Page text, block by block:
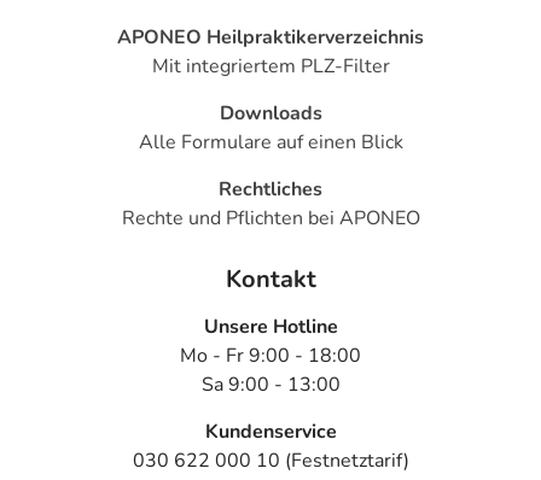
APONEO Heilpraktikerverzeichnis
Mit integriertem PLZ-Filter
Downloads
Alle Formulare auf einen Blick
Rechtliches
Rechte und Pflichten bei APONEO
Kontakt
Unsere Hotline
Mo - Fr 9:00 - 18:00
Sa 9:00 - 13:00
Kundenservice
030 622 000 10 (Festnetztarif)